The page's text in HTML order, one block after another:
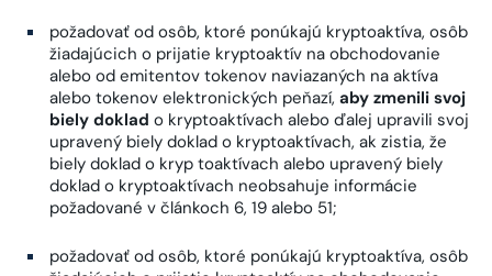
požadovať od osôb, ktoré ponúkajú kryptoaktíva, osôb
žiadajúcich o prijatie kryptoaktív na obchodovanie
alebo od emitentov tokenov naviazaných na aktíva
alebo tokenov elektronických peňazí, aby zmenili svoj
biely doklad o kryptoaktívach alebo ďalej upravili svoj
upravený biely doklad o kryptoaktívach, ak zistia, že
biely doklad o kryp toaktívach alebo upravený biely
doklad o kryptoaktívach neobsahuje informácie
požadované v článkoch 6, 19 alebo 51;
požadovať od osôb, ktoré ponúkajú kryptoaktíva, osôb